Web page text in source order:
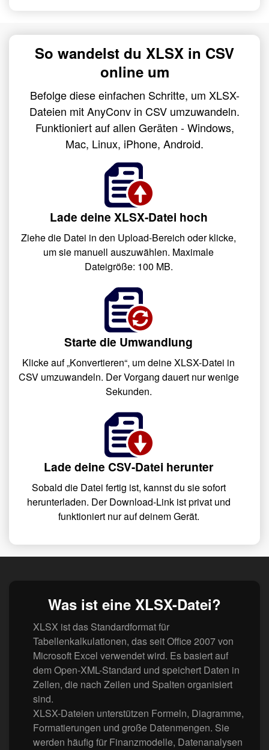
So wandelst du XLSX in CSV
online um
Befolge diese einfachen Schritte, um XLSX-
Dateien mit AnyConv in CSV umzuwandeln.
Funktioniert auf allen Geräten - Windows,
Mac, Linux, iPhone, Android.
Lade deine XLSX-Datei hoch
Ziehe die Datei in den Upload-Bereich oder klicke,
um sie manuell auszuwählen. Maximale
Dateigröße: 100 MB.
Starte die Umwandlung
Klicke auf „Konvertieren“, um deine XLSX-Datei in
CSV umzuwandeln. Der Vorgang dauert nur wenige
Sekunden.
Lade deine CSV-Datei herunter
Sobald die Datei fertig ist, kannst du sie sofort
herunterladen. Der Download-Link ist privat und
funktioniert nur auf deinem Gerät.
Was ist eine XLSX-Datei?
XLSX ist das Standardformat für
Tabellenkalkulationen, das seit Office 2007 von
Microsoft Excel verwendet wird. Es basiert auf
dem Open-XML-Standard und speichert Daten in
Zellen, die nach Zeilen und Spalten organisiert
sind.
XLSX-Dateien unterstützen Formeln, Diagramme,
Formatierungen und große Datenmengen. Sie
werden häufig für Finanzmodelle, Datenanalysen